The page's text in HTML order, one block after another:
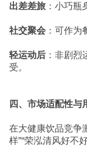
出差差旅 ：小巧瓶
社交聚会 ：可作为
轻运动后 ：非剧
受。
四、市场适配性与
在大健康饮品竞争
样”“荣泓清风好不